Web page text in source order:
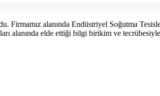
Firmamız alanında Endüstriyel Soğutma
alanında elde ettiği bilgi birikim ve